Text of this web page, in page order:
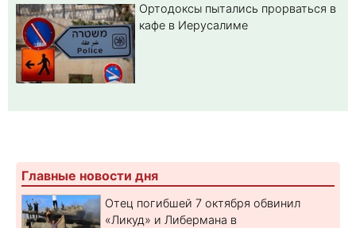
Ортодоксы пытались прорваться в
кафе в Иерусалиме
Главные новости дня
Отец погибшей 7 октября обвинил
«Ликуд» и Либермана в